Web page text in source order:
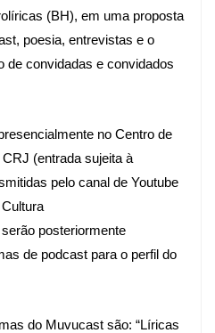
(BH), em uma proposta
poesia, entrevistas e o
de convidadas e convidados
no Centro de
(entrada sujeita à
pelo canal de Youtube
posteriormente
de podcast para o perfil do
do Muvucast são: “Líricas